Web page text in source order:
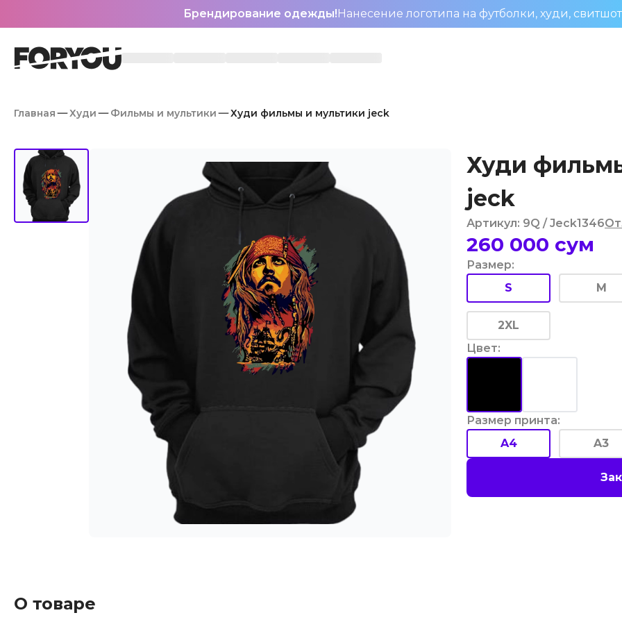
Брендирование одежды!Нанесение логотипа на футболки, худи,
Главная Худи Фильмы и мультики Худи фильмы и мультики jeck
Худи
jeck
Артикул: 9Q / Jeck1346
260 000 сум
Размер:
S
M
2XL
Цвет:
Размер принта:
A4
A3
О товаре